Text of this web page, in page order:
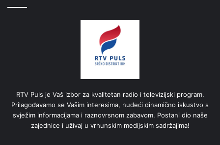
RTV Puls je Vaš izbor za kvalitetan radio i televizijski program.
Prilagođavamo se Vašim interesima, nudeći dinamično iskustvo s
svježim informacijama i raznovrsnom zabavom. Postani dio naše
zajednice i uživaj u vrhunskim medijskim sadržajima!